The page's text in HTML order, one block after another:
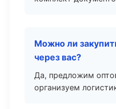
Можно ли
через вас?
Да, предложим
организуем